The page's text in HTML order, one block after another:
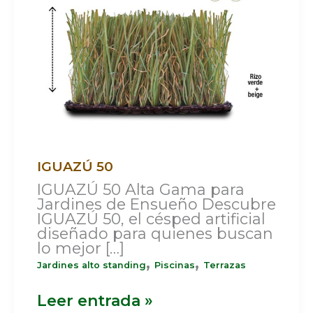
IGUAZÚ 50
IGUAZÚ 50 Alta Gama para
Jardines de Ensueño Descubre
IGUAZÚ 50, el césped artificial
diseñado para quienes buscan
lo mejor […]
Jardines alto standing, Piscinas, Terrazas
Leer entrada »